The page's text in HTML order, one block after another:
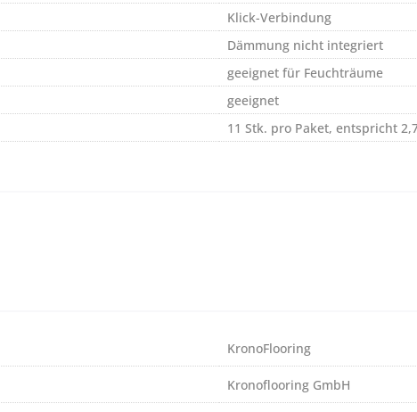
Klick-Verbindung
Dämmung nicht integriert
geeignet für Feuchträume
geeignet
11 Stk. pro Paket, entspricht
KronoFlooring
Kronoflooring GmbH